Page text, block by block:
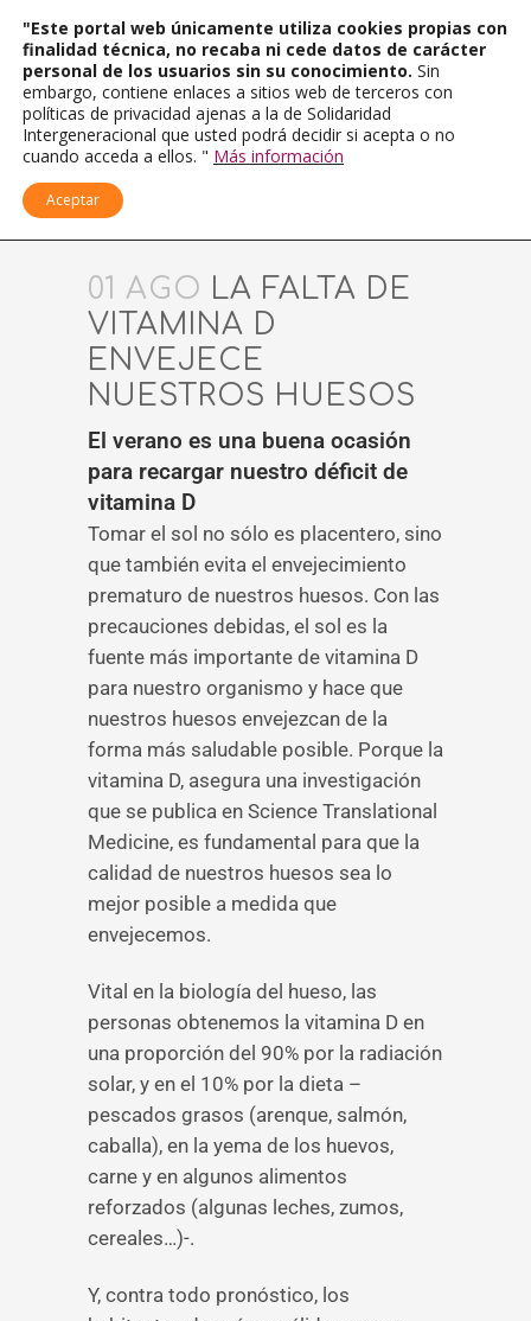
01 AGO LA FALTA DE
VITAMINA D
ENVEJECE
NUESTROS HUESOS
El verano es una buena ocasión
para recargar nuestro déficit de
vitamina D
Tomar el sol no sólo es placentero, sino
que también evita el envejecimiento
prematuro de nuestros huesos. Con las
precauciones debidas, el sol es la
fuente más importante de vitamina D
para nuestro organismo y hace que
nuestros huesos envejezcan de la
forma más saludable posible. Porque la
vitamina D, asegura una investigación
que se publica en Science Translational
Medicine, es fundamental para que la
calidad de nuestros huesos sea lo
mejor posible a medida que
envejecemos.
Vital en la biología del hueso, las
personas obtenemos la vitamina D en
una proporción del 90% por la radiación
solar, y en el 10% por la dieta –
pescados grasos (arenque, salmón,
caballa), en la yema de los huevos,
carne y en algunos alimentos
reforzados (algunas leches, zumos,
cereales…)-.
Y, contra todo pronóstico, los
"Este portal web únicamente utiliza cookies propias con
finalidad técnica, no recaba ni cede datos de carácter
personal de los usuarios sin su conocimiento. Sin
embargo, contiene enlaces a sitios web de terceros con
políticas de privacidad ajenas a la de Solidaridad
Intergeneracional que usted podrá decidir si acepta o no
cuando acceda a ellos. " Más información
Aceptar